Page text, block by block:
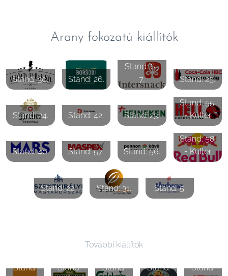
Arany fokozatú kiállítók
Stand: 30. Stand: 26.
Stand: 6.,
7,
Stand: 25.
Stand: 24. Stand: 42. Stand: 23.
Stand: 55.
+ Kültér
Stand: 40. Stand: 57. Stand: 56.
Stand: 58.
+ Kültér
Stand: 22. Stand: 31. Stand: 5.
További kiállítók
Stand:
Stand:
Stand:
Stand:
Stand: